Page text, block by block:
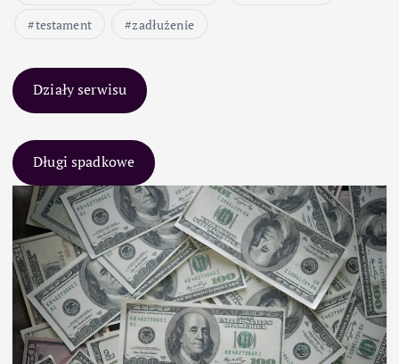
testament
zadłużenie
Działy serwisu
Długi spadkowe